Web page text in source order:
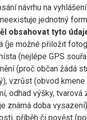
návrhu na
jednotný
obsahovat tyto
(je možné přiložit
(nejlépe GPS
(proč občan žádá
vzrůst (obvod
odhad výšky, tvarová
známá doba
příběh či pověst